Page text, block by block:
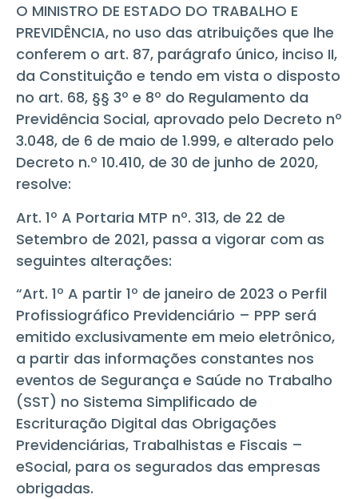
O MINISTRO DE ESTADO DO TRABALHO E
PREVIDÊNCIA, no uso das atribuições que lhe
conferem o art. 87, parágrafo único, inciso II,
da Constituição e tendo em vista o disposto
no art. 68, §§ 3º e 8º do Regulamento da
Previdência Social, aprovado pelo Decreto nº
3.048, de 6 de maio de 1.999, e alterado pelo
Decreto n.º 10.410, de 30 de junho de 2020,
resolve:
Art. 1º A Portaria MTP nº. 313, de 22 de
Setembro de 2021, passa a vigorar com as
seguintes alterações:
“Art. 1º A partir 1º de janeiro de 2023 o Perfil
Profissiográfico Previdenciário – PPP será
emitido exclusivamente em meio eletrônico,
a partir das informações constantes nos
eventos de Segurança e Saúde no Trabalho
(SST) no Sistema Simplificado de
Escrituração Digital das Obrigações
Previdenciárias, Trabalhistas e Fiscais –
eSocial, para os segurados das empresas
obrigadas.